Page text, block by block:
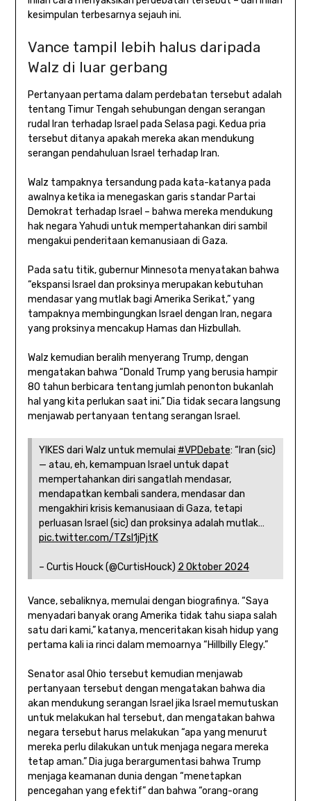
kesimpulan terbesarnya sejauh ini.
Vance tampil lebih halus daripada
Walz di luar gerbang
Pertanyaan pertama dalam perdebatan tersebut adalah
tentang Timur Tengah sehubungan dengan serangan
rudal Iran terhadap Israel pada Selasa pagi. Kedua pria
tersebut ditanya apakah mereka akan mendukung
serangan pendahuluan Israel terhadap Iran.
Walz tampaknya tersandung pada kata-katanya pada
awalnya ketika ia menegaskan garis standar Partai
Demokrat terhadap Israel – bahwa mereka mendukung
hak negara Yahudi untuk mempertahankan diri sambil
mengakui penderitaan kemanusiaan di Gaza.
Pada satu titik, gubernur Minnesota menyatakan bahwa
“ekspansi Israel dan proksinya merupakan kebutuhan
mendasar yang mutlak bagi Amerika Serikat,” yang
tampaknya membingungkan Israel dengan Iran, negara
yang proksinya mencakup Hamas dan Hizbullah.
Walz kemudian beralih menyerang Trump, dengan
mengatakan bahwa “Donald Trump yang berusia hampir
80 tahun berbicara tentang jumlah penonton bukanlah
hal yang kita perlukan saat ini.” Dia tidak secara langsung
menjawab pertanyaan tentang serangan Israel.
YIKES dari Walz untuk memulai #VPDebate: “Iran (sic)
— atau, eh, kemampuan Israel untuk dapat
mempertahankan diri sangatlah mendasar,
mendapatkan kembali sandera, mendasar dan
mengakhiri krisis kemanusiaan di Gaza, tetapi
perluasan Israel (sic) dan proksinya adalah mutlak…
pic.twitter.com/TZsI1jPjtK
– Curtis Houck (@CurtisHouck) 2 Oktober 2024
Vance, sebaliknya, memulai dengan biografinya. “Saya
menyadari banyak orang Amerika tidak tahu siapa salah
satu dari kami,” katanya, menceritakan kisah hidup yang
pertama kali ia rinci dalam memoarnya “Hillbilly Elegy.”
Senator asal Ohio tersebut kemudian menjawab
pertanyaan tersebut dengan mengatakan bahwa dia
akan mendukung serangan Israel jika Israel memutuskan
untuk melakukan hal tersebut, dan mengatakan bahwa
negara tersebut harus melakukan “apa yang menurut
mereka perlu dilakukan untuk menjaga negara mereka
tetap aman.” Dia juga berargumentasi bahwa Trump
menjaga keamanan dunia dengan “menetapkan
pencegahan yang efektif” dan bahwa “orang-orang